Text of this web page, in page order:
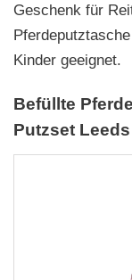
Geschenk für
Kinder geeignet.
Befüllte
Putzset Leeds